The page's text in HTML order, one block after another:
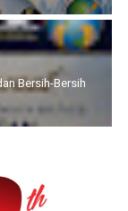
Bersih-Bersih